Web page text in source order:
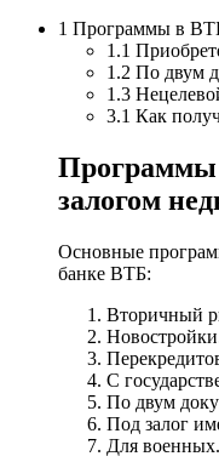
1 Программы в
1.1
1.2 По двум
1.3
3.1 Как
Программы
залогом
Основные
банке ВТБ:
Вторичный
С
По двум
Под залог
Для военных.